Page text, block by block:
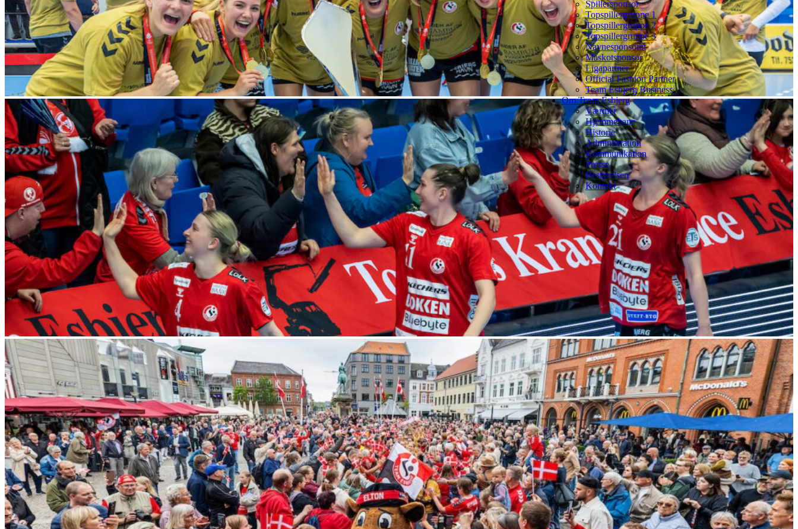
Spillersponsor
Topspillergruppe 1
Topspillergruppe 2
Topspillergruppe 3
Navnesponsorat
Maskotsponsor
Ligapartner
Official Fashion Partner
Team Esbjerg Business
Om Team Esbjerg
Værdier
Hjemmebane
Historie
Administration
Kommunikation
Presse
Bestyrelsen
Kontakt